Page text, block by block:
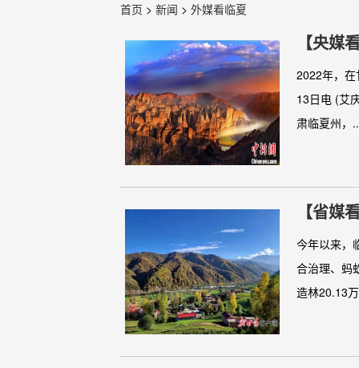
首页 > 新闻 > 外媒看临夏
【央媒
2022年，
13日电 (艾
肃临夏州，
【省媒
今年以来，
合治理、蚂
造林20.13